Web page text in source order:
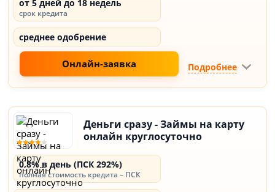
от 5 дней до 18 недель
срок кредита
среднее одобрение
Онлайн-заявка Подробнее
Деньги сразу - Займы на карту
онлайн круглосуточно
0,8% в день (ПСК 292%)
полная стоимость кредита – ПСК